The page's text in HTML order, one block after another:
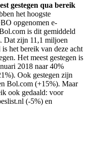
gestegen qua bereik
het hoogste
opgenomen e-
is dit gemiddeld
Dat zijn 11,1 miljoen
het bereik van deze acht
Het meest gestegen is
2018 naar 40%
Ook gestegen zijn
Bol.com (+15%). Maar
ook gedaald: voor
(-5%) en